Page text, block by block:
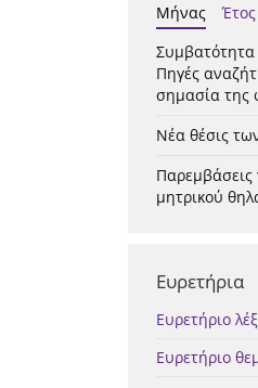
Μήνας
Έτος
Πηγές
σημασία της
Νέα θέσις
Παρεμβάσεις
μητρικού
Ευρετήρια
Ευρετήριο
Ευρετήριο